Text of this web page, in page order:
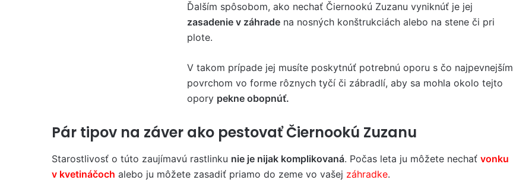
Ďalším spôsobom, ako nechať Čiernookú Zuzanu vyniknúť je jej
zasadenie v záhrade na nosných konštrukciách alebo na stene či pri
plote.
V takom prípade jej musíte poskytnúť potrebnú oporu s čo najpevnejším
povrchom vo forme rôznych tyčí či zábradlí, aby sa mohla okolo tejto
opory pekne obopnúť.
Pár tipov na záver ako pestovať Čiernookú Zuzanu
Starostlivosť o túto zaujímavú rastlinku nie je nijak komplikovaná. Počas leta ju môžete nechať vonku
v kvetináčoch alebo ju môžete zasadiť priamo do zeme vo vašej záhradke.